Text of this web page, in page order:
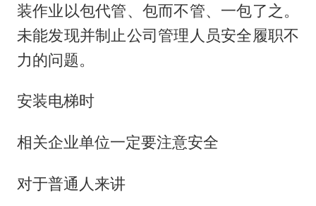
装作业以包代管、包而不管、一包了之。
未能发现并制止公司管理人员安全履职不
力的问题。
安装电梯时
相关企业单位一定要注意安全
对于普通人来讲